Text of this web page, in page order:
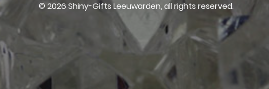
© 2026 Shiny-Gifts Leeuwarden, all rights reserved.